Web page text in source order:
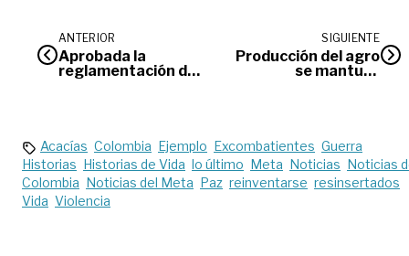
ANTERIOR
Aprobada la
reglamentación de
SIGUIENTE
Producción del agro
se mantuvo
Acacías Colombia Ejemplo Excombatientes Guerra
Historias Historias de Vida lo último Meta Noticias Noticias
Colombia Noticias del Meta Paz reinventarse resinsertados
Vida Violencia